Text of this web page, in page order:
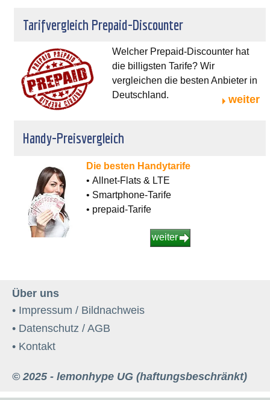
Tarifvergleich Prepaid-Discounter
Welcher Prepaid-Discounter hat
die billigsten Tarife? Wir
vergleichen die besten Anbieter in
Deutschland.
weiter
Handy-Preisvergleich
Die besten Handytarife
• Allnet-Flats & LTE
• Smartphone-Tarife
• prepaid-Tarife
weiter
Über uns
• Impressum / Bildnachweis
• Datenschutz / AGB
• Kontakt
© 2025 - lemonhype UG (haftungsbeschränkt)